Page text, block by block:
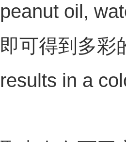
peanut oil,
即可得到多彩
results in a